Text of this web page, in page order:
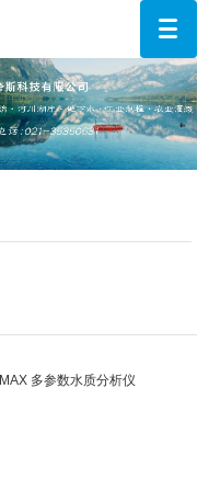
MAX 多参数水质分析仪